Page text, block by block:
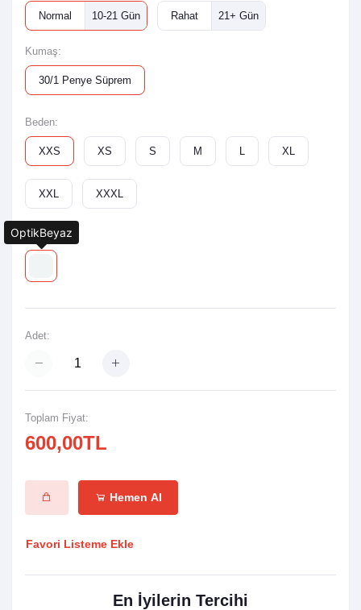
Normal 10-21 Gün Rahat 21+ Gün
Kumaş:
30/1 Penye Süprem
Beden:
XXS XS S M L XL
XXL XXXL
Renk:
Adet:
Toplam Fiyat:
600,00TL
Hemen Al
Favori Listeme Ekle
En İyilerin Tercihi
OptikBeyaz